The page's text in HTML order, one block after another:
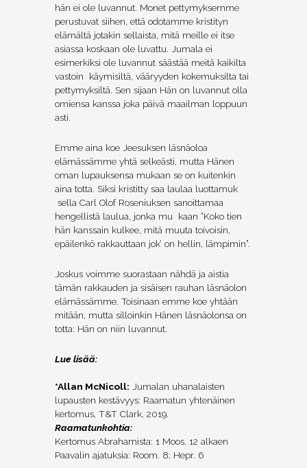
hän ei ole luvannut. Monet pettymyksemme
perustuvat siihen, että odotamme kristityn
elämältä jotakin sellaista, mitä meille ei itse
asiassa koskaan ole luvattu. Jumala ei
esimerkiksi ole luvannut säästää meitä kaikilta
vastoin käymisiltä, vääryyden kokemuksilta tai
pettymyksiltä. Sen sijaan Hän on luvannut olla
omiensa kanssa joka päivä maailman loppuun
asti.
Emme aina koe Jeesuksen läsnäoloa
elämässämme yhtä selkeästi, mutta Hänen
oman lupauksensa mukaan se on kuitenkin
aina totta. Siksi kristitty saa laulaa luottamuk
sella Carl Olof Roseniuksen sanoittamaa
hengellistä laulua, jonka mu kaan ”Koko tien
hän kanssain kulkee, mitä muuta toivoisin,
epäilenkö rakkauttaan jok’ on hellin, lämpimin”.
Joskus voimme suorastaan nähdä ja aistia
tämän rakkauden ja sisäisen rauhan läsnäolon
elämässämme. Toisinaan emme koe yhtään
mitään, mutta silloinkin Hänen läsnäolonsa on
totta: Hän on niin luvannut.
Lue lisää:
*Allan McNicoll: Jumalan uhanalaisten
lupausten kestävyys: Raamatun yhtenäinen
kertomus, T&T Clark, 2019.
Raamatunkohtia:
Kertomus Abrahamista: 1 Moos. 12 alkaen
Paavalin ajatuksia: Room. 8; Hepr. 6